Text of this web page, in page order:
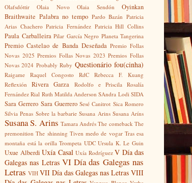
Olafsdóttir
Olaia Novo Olaia Sendón
Oyinkan
Braithwaite Palabra no tempo Pardo Bazán Patricia
Arias Chachero Patricia Fernández Patricia Hill Collins
Paula Carballeira Pilar García Negro Planeta Tangerina
Premio Castelao de Banda Deseñada Premio Follas
Novas 2025 Premios Follas Novas 2023 Premios Follas
Novas 2024 Probably Ruby Questionário fou(cinha)
Raigame Raquel Congosto RdC
Rebecca F. Kuang
Reflexión
Rivera Garza Rodolfo e Priscila
Rosalía
Fernández Rial Ruth Matilda Anderson SAndra Lodi SIDA
Sara Gerrero Sara Guerrero Sesé Canitrot Sica Romero
Silvia Penas Sobre la barbarie Susana Arins Susana Aríns
Susana S. Arins Tamara Andrés The comeback The
premonition The shinning Tiven medo de vogar Tras esa
montaña está la orilla Trompeta UDC Ursula K. Le Guin
Uxue Alberdi Uxía Casal Uxía Rodríguez V Día das
Galegas nas Letras VI Día das Galegas nas
Letras VIH VII Día das Galegas nas Letras VIII